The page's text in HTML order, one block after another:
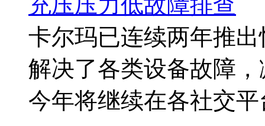
充压压力低故障排查
卡尔玛已连续两年推
解决了各类设备故障
今年将继续在各社交